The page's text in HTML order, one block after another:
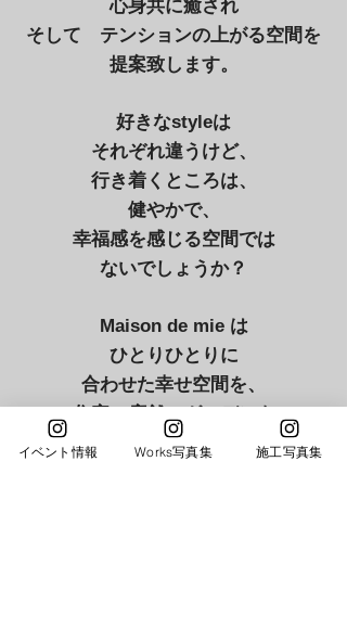
心身共に癒され
そして テンションの上がる空間を
提案致します。
好きなstyleは
それぞれ違うけど、
行き着くところは、
健やかで、
幸福感を感じる空間では
ないでしょうか？
Maison de mie は
ひとりひとりに
合わせた幸せ空間を、
住宅 店舗 ガーデンを
デザインいたします。
イベント情報 Works写真集 施工写真集